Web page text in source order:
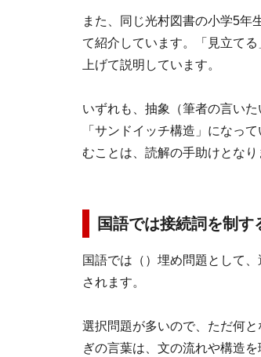
また、同じ光村図書の小学5年
て紹介しています。「見立て
上げて説明しています。
いずれも、抽象（筆者の言い
「サンドイッチ構造」になっ
むことは、読解の手助けとなり
国語では接続詞を制
国語では（）埋め問題として
されます。
選択問題が多いので、ただ何
ぎの言葉は、文の流れや構造